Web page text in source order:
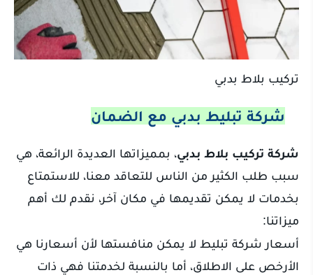
تركيب بلاط بدبي
شركة تبليط بدبي مع الضمان
شركة تركيب بلاط بدبي، بمميزاتها العديدة الرائعة، هي
سبب طلب الكثير من الناس للتعاقد معنا، للاستمتاع
بخدمات لا يمكن تقديمها في مكان آخر، نقدم لك أهم
ميزاتنا:
أسعار شركة تبليط لا يمكن منافستها لأن أسعارنا هي
الأرخص على الاطلاق، أما بالنسبة لخدمتنا فهي ذات